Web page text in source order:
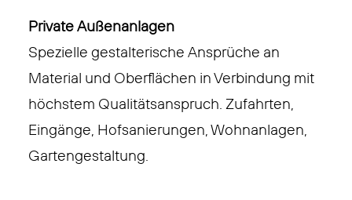
Private Außenanlagen
Spezielle gestalterische Ansprüche an
Material und Oberflächen in Verbindung mit
höchstem Qualitätsanspruch. Zufahrten,
Eingänge, Hofsanierungen, Wohnanlagen,
Gartengestaltung.